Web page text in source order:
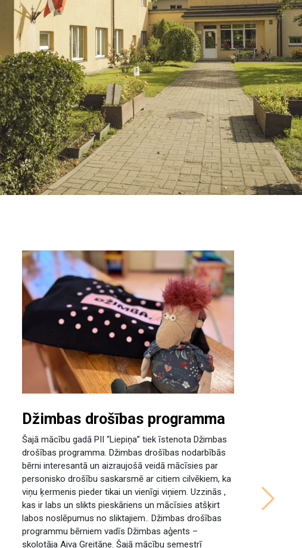
Džimbas drošības programma
Šajā mācību gadā PII “Liepiņa” tiek īstenota Džimbas
drošības programma. Džimbas drošības nodarbībās
bērni interesantā un aizraujošā veidā mācīsies par
personisko drošību saskarsmē ar citiem cilvēkiem, ka
viņu ķermenis pieder tikai un vienīgi viņiem. Uzzinās ,
kas ir labs un slikts pieskāriens un mācīsies atšķirt
labos noslēpumus no sliktajiem.. Džimbas drošības
programmu bērniem vadīs Džimbas aģents –
skolotāja Aiva Greitāne. Šajā mācību semestrī
Next